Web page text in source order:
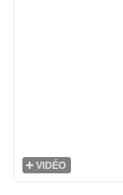
VIDÉO